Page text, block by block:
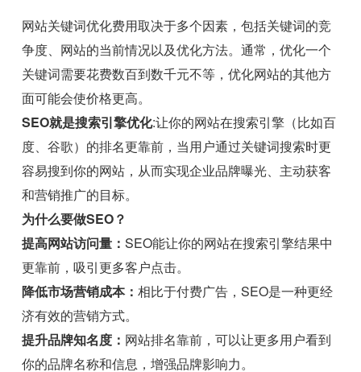
网站关键词优化费用取决于多个因素，包括关键词的竞
争度、网站的当前情况以及优化方法。通常，优化一个
关键词需要花费数百到数千元不等，优化网站的其他方
面可能会使价格更高。
SEO就是搜索引擎优化:让你的网站在搜索引擎（比如百
度、谷歌）的排名更靠前，当用户通过关键词搜索时更
容易搜到你的网站，从而实现企业品牌曝光、主动获客
和营销推广的目标。
为什么要做SEO？
提高网站访问量：SEO能让你的网站在搜索引擎结果中
更靠前，吸引更多客户点击。
降低市场营销成本：相比于付费广告，SEO是一种更经
济有效的营销方式。
提升品牌知名度： 网站排名靠前，可以让更多用户看到
你的品牌名称和信息，增强品牌影响力。